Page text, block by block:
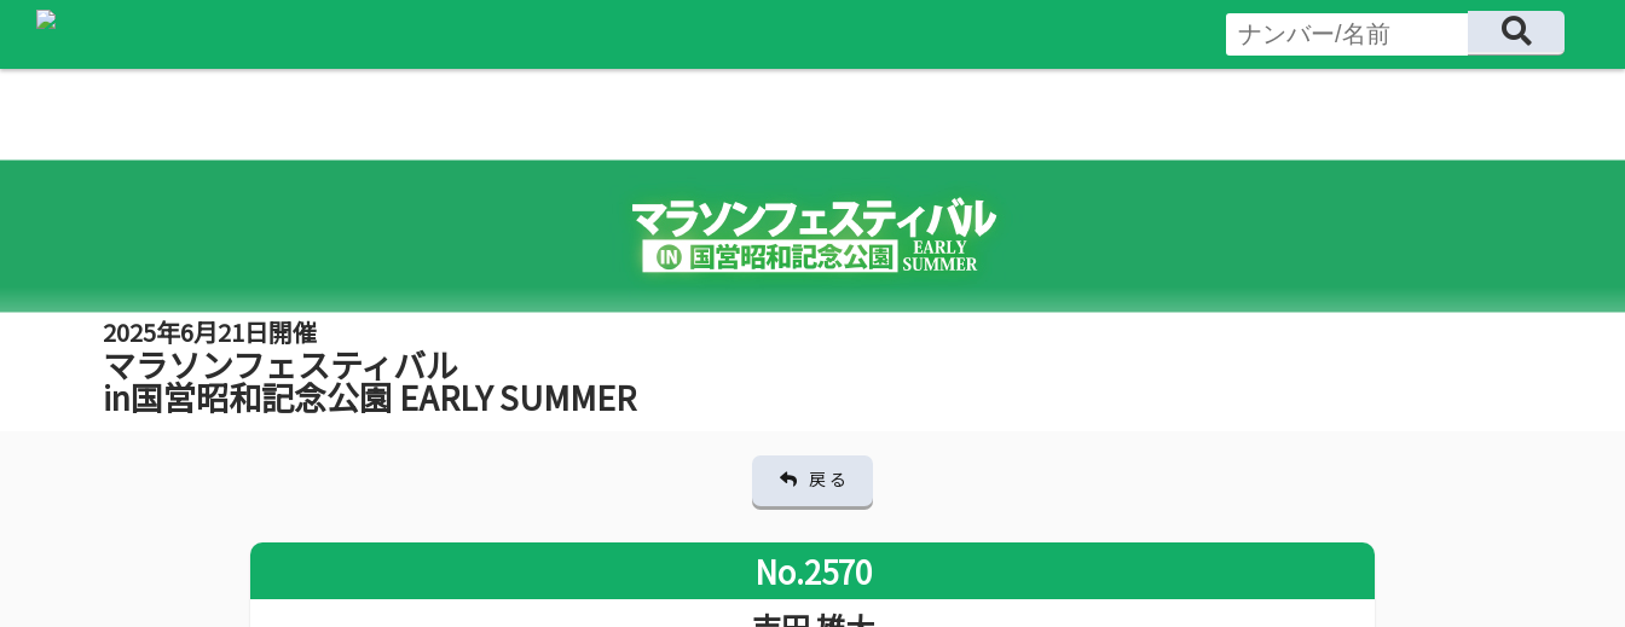
2025年6月21日開催
マラソンフェスティバル
in国営昭和記念公園 EARLY SUMMER
戻 る
No.2570